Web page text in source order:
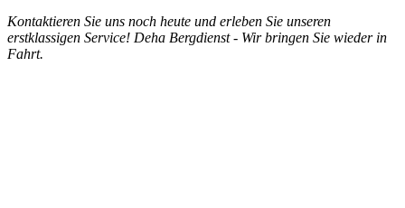
Kontaktieren Sie uns noch heute und erleben Sie unseren
erstklassigen Service! Deha Bergdienst - Wir bringen Sie wieder in
Fahrt.